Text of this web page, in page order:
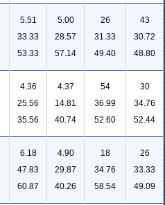
5.51
33.33
53.33
5.00
28.57
57.14
26
31.33
49.40
43
30.72
48.80
4.36
25.56
35.56
4.37
14.81
40.74
54
36.99
52.60
30
34.76
52.44
6.18
47.83
60.87
4.90
29.87
40.26
18
34.76
58.54
26
33.33
49.09